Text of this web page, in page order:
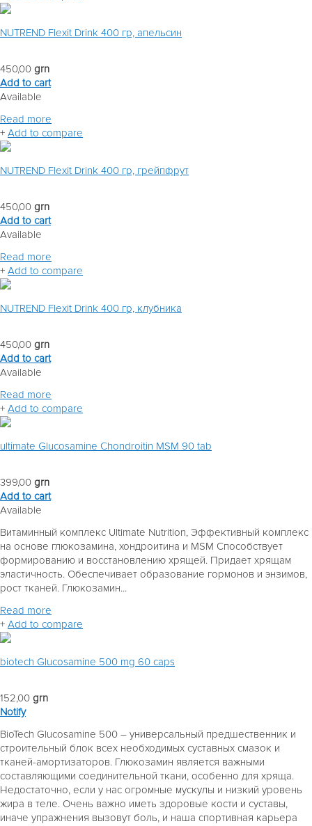
NUTREND Flexit Drink 400 гр, апельсин
450,00 grn
Add to cart
Available
Read more
+ Add to compare
NUTREND Flexit Drink 400 гр, грейпфрут
450,00 grn
Add to cart
Available
Read more
+ Add to compare
NUTREND Flexit Drink 400 гр, клубника
450,00 grn
Add to cart
Available
Read more
+ Add to compare
ultimate Glucosamine Chondroitin MSM 90 tab
399,00 grn
Add to cart
Available
Витаминный комплекс Ultimate Nutrition, Эффективный комплекс
на основе глюкозамина, хондроитина и MSM Способствует
формированию и восстановлению хрящей. Придает хрящам
эластичность. Обеспечивает образование гормонов и энзимов,
рост тканей. Глюкозамин...
Read more
+ Add to compare
biotech Glucosamine 500 mg 60 caps
152,00 grn
Notify
BioTech Glucosamine 500 – универсальный предшественник и
строительный блок всех необходимых суставных смазок и
тканей-амортизаторов. Глюкозамин является важными
составляющими соединительной ткани, особенно для хряща.
Недостаточно, если у нас огромные мускулы и низкий уровень
жира в теле. Очень важно иметь здоровые кости и суставы,
иначе упражнения вызовут боль, и наша спортивная карьера